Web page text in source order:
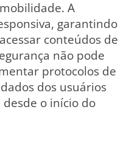
A
garantindo
conteúdos de
não pode
protocolos de
dos usuários
o início do